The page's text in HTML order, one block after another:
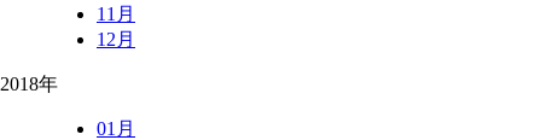
11月
12月
2018年
01月